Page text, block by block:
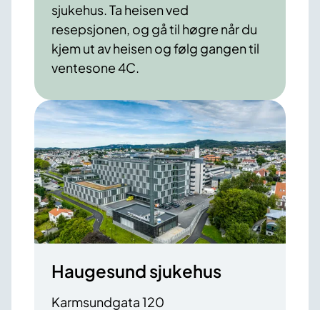
sjukehus. Ta heisen ved
resepsjonen, og gå til høgre når du
kjem ut av heisen og følg gangen til
ventesone 4C.
Haugesund sjukehus
Karmsundgata 120